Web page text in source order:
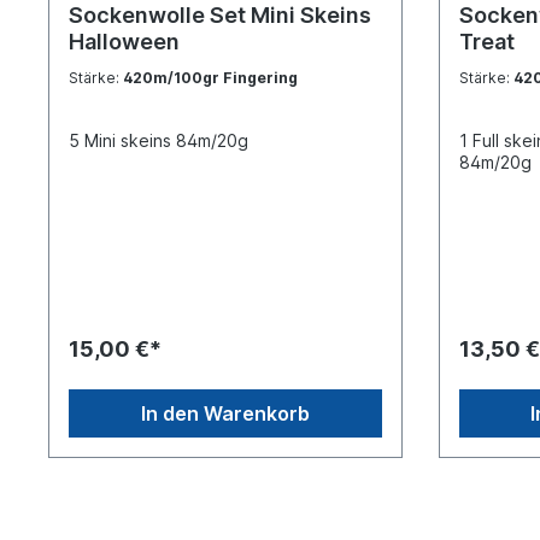
Sockenwolle Set Mini Skeins
Halloween
Stärke: 420m/100gr Fingering
5 Mini skeins 84m/20g
15,00 €*
In den Warenkorb
Sockenwolle
Treat
Stärke:
1 Full
84m/20g
13,50